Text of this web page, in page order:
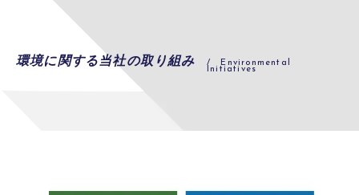
環境に関する当社の取り組み / Environmental
Initiatives